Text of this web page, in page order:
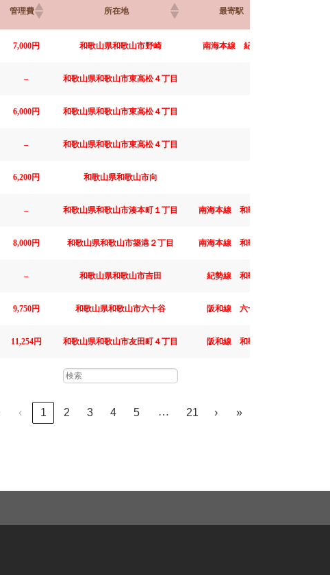
管理費 所在地 最寄駅
7,000円 和歌山県和歌山市野崎 南海本線 紀ノ川
– 和歌山県和歌山市東高松４丁目
6,000円 和歌山県和歌山市東高松４丁目
– 和歌山県和歌山市東高松４丁目
6,200円 和歌山県和歌山市向
– 和歌山県和歌山市湊本町１丁目 南海本線 和歌山市
8,000円 和歌山県和歌山市築港２丁目 南海本線 和歌山市
– 和歌山県和歌山市吉田 紀勢線 和歌山
9,750円 和歌山県和歌山市六十谷 阪和線 六十谷
11,254円 和歌山県和歌山市友田町４丁目 阪和線 和歌山
‹ 1 2 3 4 5 … 21 › »